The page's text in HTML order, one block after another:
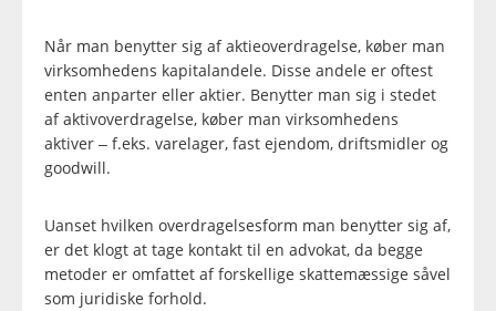
Når man benytter sig af aktieoverdragelse, køber man
virksomhedens kapitalandele. Disse andele er oftest
enten anparter eller aktier. Benytter man sig i stedet
af aktivoverdragelse, køber man virksomhedens
aktiver – f.eks. varelager, fast ejendom, driftsmidler og
goodwill.
Uanset hvilken overdragelsesform man benytter sig af,
er det klogt at tage kontakt til en advokat, da begge
metoder er omfattet af forskellige skattemæssige såvel
som juridiske forhold.